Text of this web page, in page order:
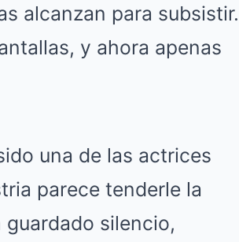
alcanzan para subsistir.
y ahora apenas
una de las actrices
parece tenderle la
silencio,